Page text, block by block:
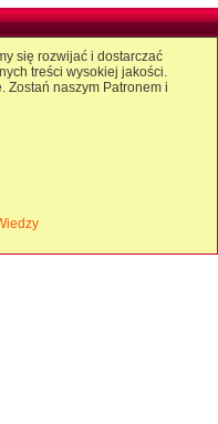
się rozwijać i dostarczać
treści wysokiej jakości.
Zostań naszym Patronem i